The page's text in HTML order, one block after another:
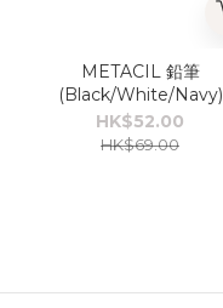
METACIL 鉛筆
(Black/White/Navy)
HK$52.00
HK$69.00